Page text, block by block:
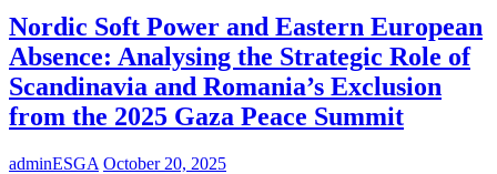
Nordic Soft Power and Eastern European
Absence: Analysing the Strategic Role of
Scandinavia and Romania’s Exclusion
from the 2025 Gaza Peace Summit
adminESGA October 20, 2025